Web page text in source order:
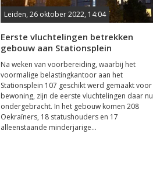
Leiden, 26 oktober 2022, 14:04
Eerste vluchtelingen betrekken
gebouw aan Stationsplein
Na weken van voorbereiding, waarbij het
voormalige belastingkantoor aan het
Stationsplein 107 geschikt werd gemaakt voor
bewoning, zijn de eerste vluchtelingen daar nu
ondergebracht. In het gebouw komen 208
Oekraïners, 18 statushouders en 17
alleenstaande minderjarige...